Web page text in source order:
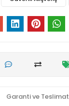
Garanti ve Teslimat